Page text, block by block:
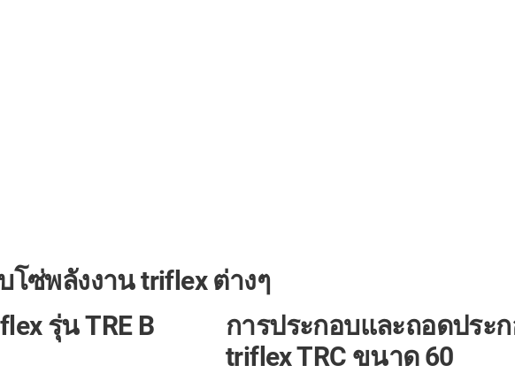
โซ่พลังงาน triflex ต่างๆ
รุ่น TRE B
การประกอบและถอดประ
triflex TRC ขนาด 60